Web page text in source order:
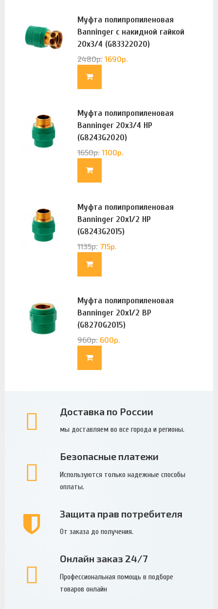
Муфта полипропиленовая
Banninger с накидной гайкой
20х3/4 (G83322020)
2480р. 1690р.
Муфта полипропиленовая
Banninger 20х3/4 НР
(G8243G2020)
1650р. 1100р.
Муфта полипропиленовая
Banninger 20х1/2 НР
(G8243G2015)
1135р. 715р.
Муфта полипропиленовая
Banninger 20х1/2 ВР
(G8270G2015)
960р. 600р.
Доставка по России
мы доставляем во все города и регионы.
Безопасные платежи
Используются только надежные способы
оплаты.
Защита прав потребителя
От заказа до получения.
Онлайн заказ 24/7
Профессиональная помощь в подборе
товаров онлайн